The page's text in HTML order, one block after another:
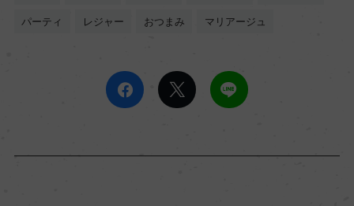
パーティ レジャー おつまみ マリアージュ